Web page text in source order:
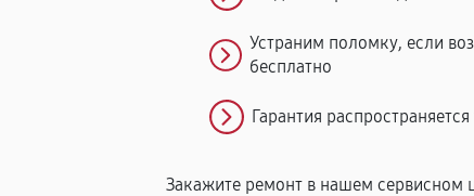
Устраним поломку, если
бесплатно
Гарантия
Закажите ремонт в нашем сервисном